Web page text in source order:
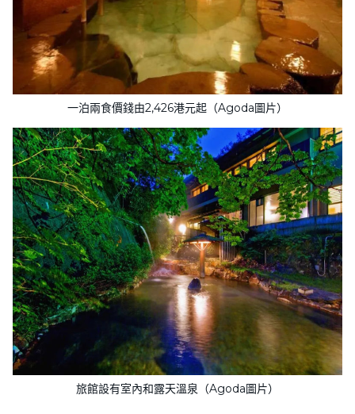
一泊兩食價錢由2,426港元起（Agoda圖片）
旅館設有室內和露天溫泉（Agoda圖片）